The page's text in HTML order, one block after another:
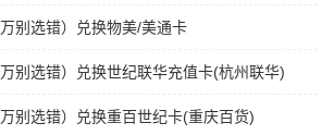
别选错）兑换物美/美通卡
别选错）兑换世纪联华充值卡(杭州联华)
别选错）兑换重百世纪卡(重庆百货)